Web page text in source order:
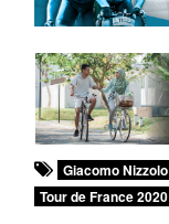
Giacomo Nizzolo
Tour de France 2020